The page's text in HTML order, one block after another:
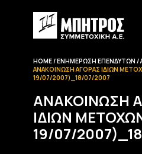
HOME ΕΝΗΜΈΡΩΣΗ EΠΕΝΔΥΤΏΝ
ΑΝΑΚΟΊΝΩΣΗ ΑΓΟΡΆΣ ΙΔΊΩΝ
19/07/2007)_18/07/2007
ΑΝΑΚΟΊΝΩΣΗ
ΙΔΊΩΝ
19/07/